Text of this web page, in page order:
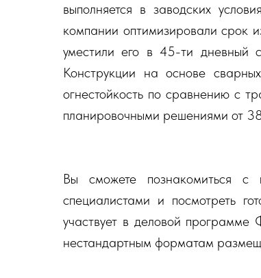
выполняется в заводских
компании оптимизировали срок
уместили его в 45-ти дневный
Конструкции на основе
огнестойкость по сравнению с
планировочными решениями от
Вы сможете познакомиться с
специалистами и посмотреть
участвует в деловой
нестандартным форматам